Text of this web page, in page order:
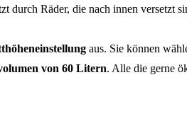
durch Räder, die nach innen versetzt
aus. Sie können
von 60 Litern. Alle die gerne